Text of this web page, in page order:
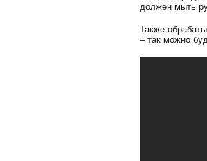
должен мыть
Также
– так можно